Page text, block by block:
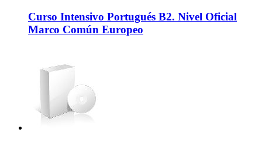
Curso Intensivo Portugués B2. Nivel Oficial
Marco Común Europeo